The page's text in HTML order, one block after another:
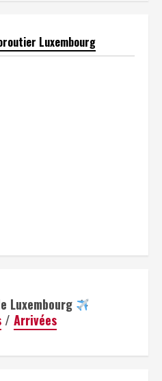
Luxembourg
Luxembourg
/ Arrivées